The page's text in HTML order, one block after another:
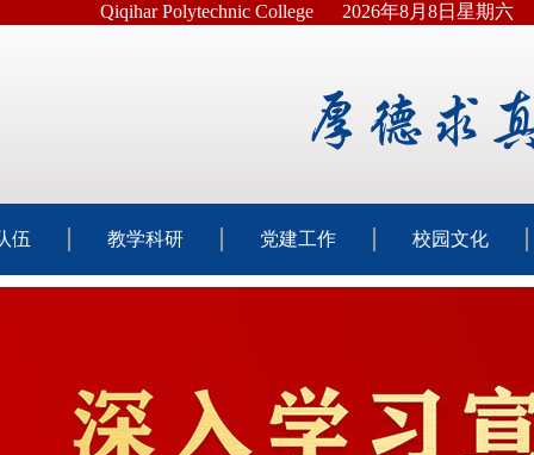
Qiqihar Polytechnic College 2026年8月8日星期六
伍 教学科研 党建工作 校园文化